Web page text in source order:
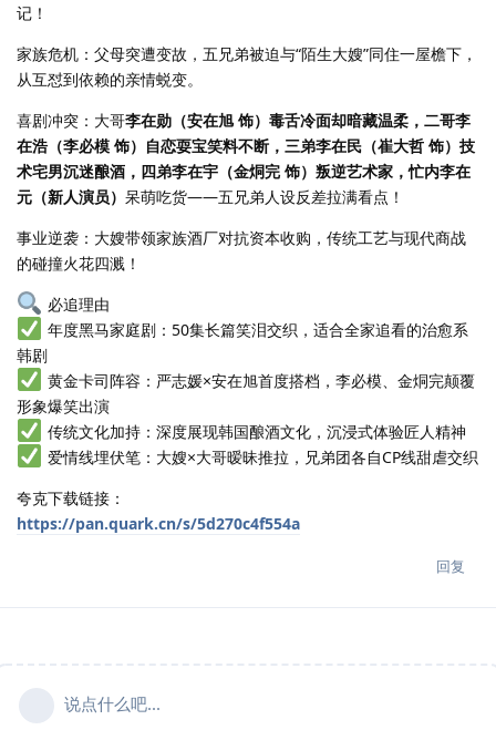
记！
家族危机：父母突遭变故，五兄弟被迫与“陌生大嫂”同住一屋檐下，
从互怼到依赖的亲情蜕变。
喜剧冲突：大哥李在勋（安在旭 饰）毒舌冷面却暗藏温柔，二哥李
在浩（李必模 饰）自恋耍宝笑料不断，三弟李在民（崔大哲 饰）技
术宅男沉迷酿酒，四弟李在宇（金烔完 饰）叛逆艺术家，忙内李在
元（新人演员） 呆萌吃货——五兄弟人设反差拉满看点！
事业逆袭：大嫂带领家族酒厂对抗资本收购，传统工艺与现代商战
的碰撞火花四溅！
必追理由
年度黑马家庭剧：50集长篇笑泪交织，适合全家追看的治愈系
韩剧
黄金卡司阵容：严志媛×安在旭首度搭档，李必模、金烔完颠覆
形象爆笑出演
传统文化加持：深度展现韩国酿酒文化，沉浸式体验匠人精神
爱情线埋伏笔：大嫂×大哥暧昧推拉，兄弟团各自CP线甜虐交织
夸克下载链接：
https://pan.quark.cn/s/5d270c4f554a
回复
说点什么吧...